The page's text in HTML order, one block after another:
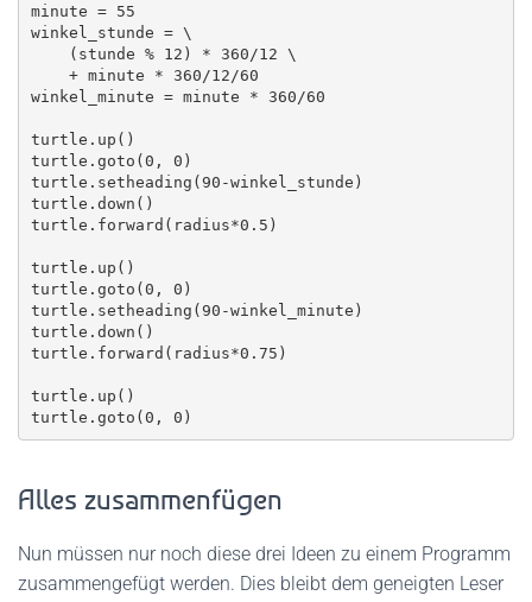
minute = 55
winkel_stunde = \
winkel_minute = minute * 360/60
turtle.up()
turtle.goto(0, 0)
turtle.setheading(90-winkel_stunde)
turtle.down()
turtle.forward(radius*0.5)
turtle.up()
turtle.goto(0, 0)
turtle.setheading(90-winkel_minute)
turtle.down()
turtle.forward(radius*0.75)
turtle.up()
Alles zusammenfügen
Nun müssen nur noch diese drei Ideen zu einem Programm
zusammengefügt werden. Dies bleibt dem geneigten Leser